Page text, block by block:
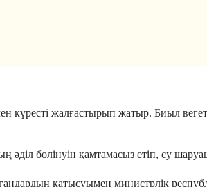
күресті жалғастырып жатыр. Биыл
әділ бөлінуін қамтамасыз етіп, су
қатысуымен министрлік